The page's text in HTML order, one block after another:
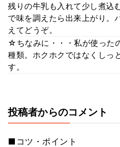
残りの牛乳も入れて少し煮込
で味を調えたら出来上がり。
えてどうぞ。
☆ちなみに・・・私が使った
種類。ホクホクではなくしっ
す。
投稿者からのコメント
■コツ・ポイント